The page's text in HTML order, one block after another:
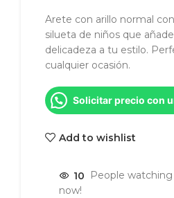
Arete con arillo normal
silueta de niños que
delicadeza a tu estilo.
cualquier ocasión.
Solicitar precio con
Add to wishlist
10
People
now!